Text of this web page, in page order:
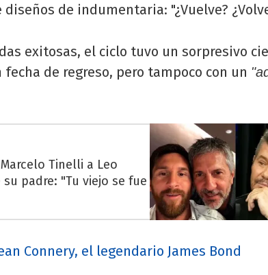
de indumentaria: "¿Vuelve?
exitosas, el ciclo tuvo un sorpresivo
de regreso, pero tampoco con un
Tinelli a Leo
padre: "Tu viejo se fue
Connery, el legendario James Bond